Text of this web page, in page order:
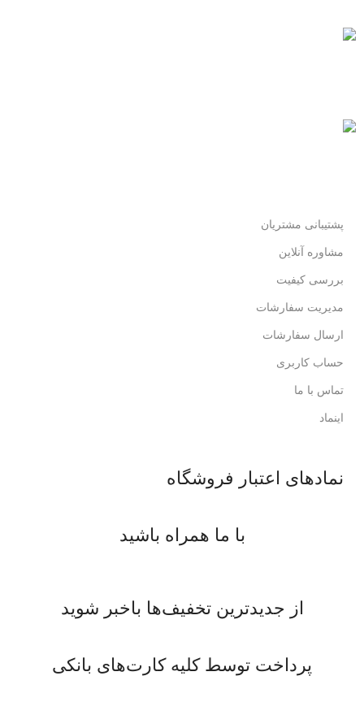
پشتیبانی مشتریان
مشاوره آنلاین
بررسی کیفیت
مدیریت سفارشات
ارسال سفارشات
حساب کاربری
تماس با ما
اینماد
نمادهای اعتبار فروشگاه
با ما همراه باشید
از جدیدترین تخفیف‌ها باخبر شوید
پرداخت توسط کلیه کارت‌های بانکی